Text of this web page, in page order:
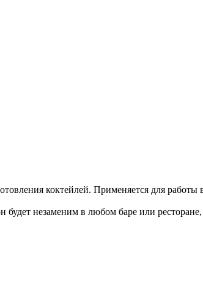
коктейлей. Применяется для работы
незаменим в любом баре или